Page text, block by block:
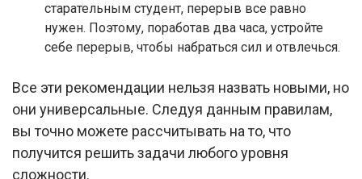
старательным студент, перерыв все равно
нужен. Поэтому, поработав два часа, устройте
себе перерыв, чтобы набраться сил и отвлечься.
Все эти рекомендации нельзя назвать новыми, но
они универсальные. Следуя данным правилам,
вы точно можете рассчитывать на то, что
получится решить задачи любого уровня
сложности.